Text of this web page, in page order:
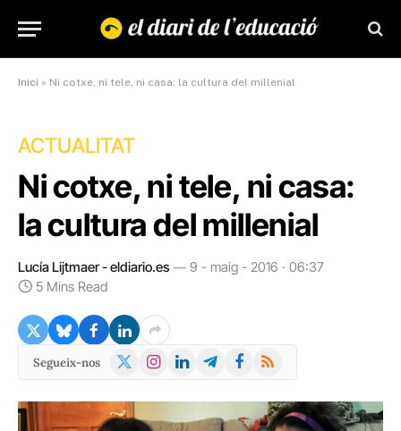
Inici » Ni cotxe, ni tele, ni casa: la cultura del millenial
ACTUALITAT
Ni cotxe, ni tele, ni casa:
la cultura del millenial
Lucía Lijtmaer - eldiario.es
9 - maig - 2016 · 06:37
5 Mins Read
Segueix-nos
X
Instagram
LinkedInTelegramFacebook
RSS